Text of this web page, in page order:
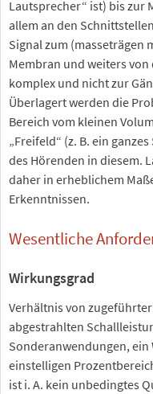
Lautsprecher“ ist) bis zur
allem an den
Signal zum (masseträgen
Membran und weiters
komplex und nicht zur
Überlagert werden die
Bereich vom kleinen
„Freifeld“ (z. B. ein
des Hörenden in diesem.
daher in erheblichem
Erkenntnissen.
Wesentliche
Wirkungsgrad
Verhältnis von
abgestrahlten
Sonderanwendungen,
einstelligen
ist i. A. kein unbedingtes